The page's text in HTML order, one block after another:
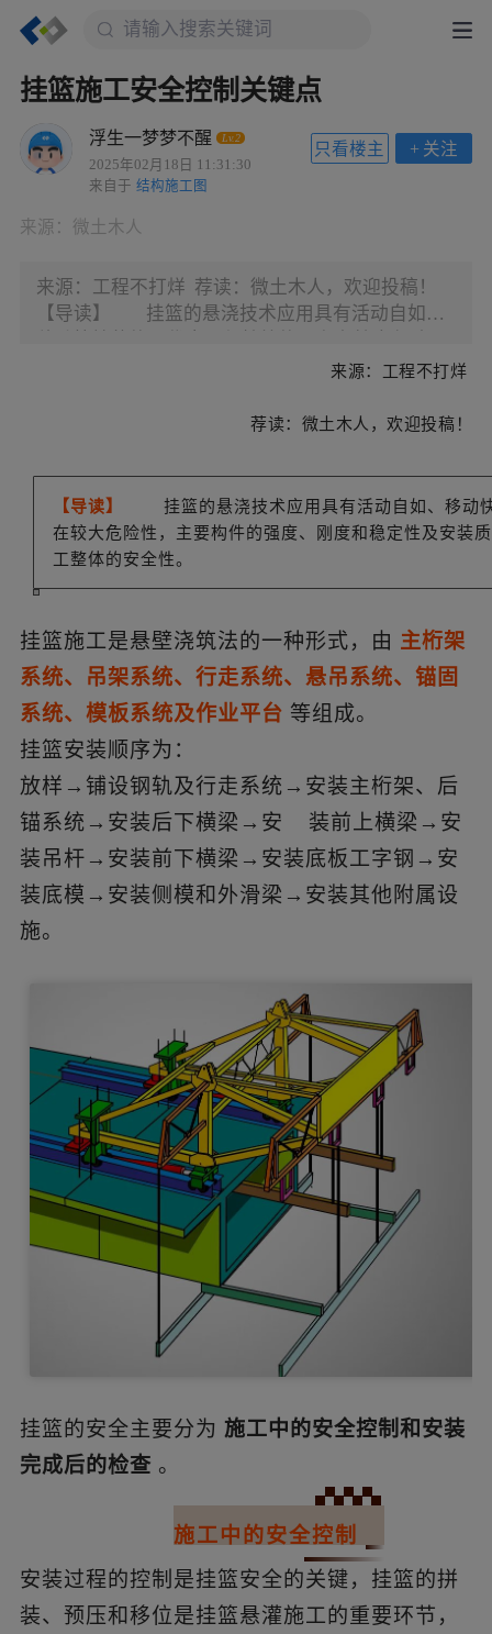
挂篮施工安全控制关键点
浮生一梦梦不醒 Lv.2
2025年02月18日 11:31:30
来自于 结构施工图
+ 关注
只看楼主
来源： 微土木人
来源：工程不打烊 荐读：微土木人，欢迎投稿！
【导读】 挂篮的悬浇技术应用具有活动自如、
性，主要构件的强度、刚度和稳定性及安装质量也
来源：工程不打烊
荐读：微土木人，欢迎投稿！
【导读】
挂篮的悬浇技术应用具有活动自如、移动
在较大危险性，主要构件的强度、刚度和稳定性及安装
工整体的安全性。
挂篮施工是悬壁浇筑法的一种形式，由 主桁架
系统、吊架系统、行走系统、悬吊系统、锚固
系统、模板系统及作业平台 等组成。
挂篮安装顺序为：
放样→铺设钢轨及行走系统→安装主桁架、后
锚系统→安装后下横梁→安
装前上横梁→安
装吊杆→安装前下横梁→安装底板工字钢→安
装底模→安装侧模和外滑梁→安装其他附属设
施。
挂篮的安全主要分为 施工中的安全控制和安装
完成后的检查 。
施工中的安全控制
安装过程的控制是挂篮安全的关键，挂篮的拼
装、预压和移位是挂篮悬灌施工的重要环节，